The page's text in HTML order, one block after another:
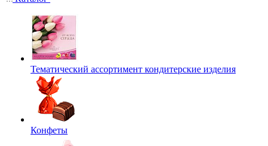
Тематический ассортимент кондитерские изделия
Конфеты